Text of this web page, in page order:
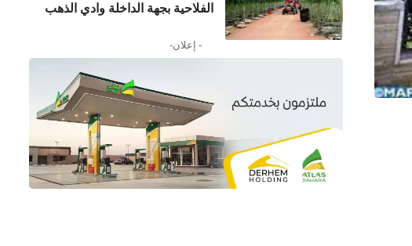
الفلاحية بجهة الداخلة وادي الذهب
- إعلان-